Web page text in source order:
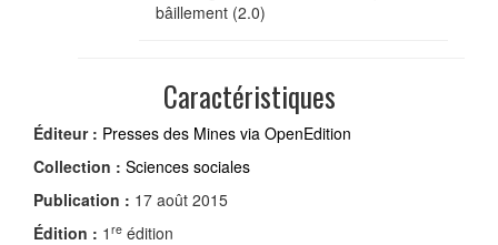
bâillement (2.0)
Caractéristiques
Éditeur : Presses des Mines via OpenEdition
Collection : Sciences sociales
Publication : 17 août 2015
Édition : 1 re édition